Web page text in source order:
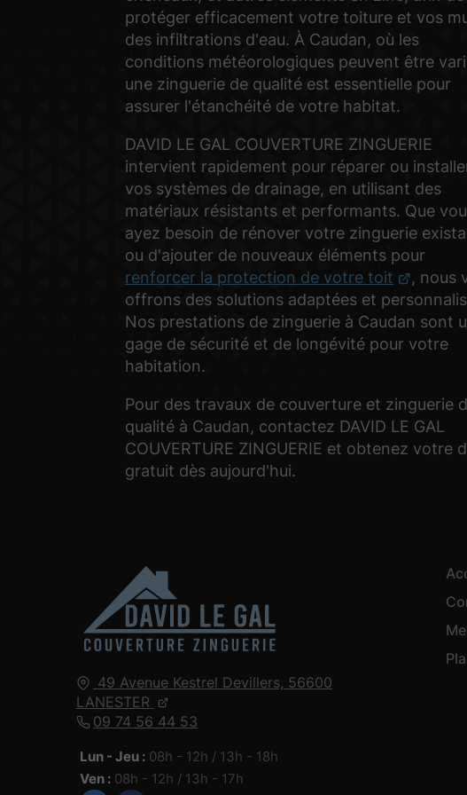
protéger efficacement votre toiture et vos
des infiltrations d'eau. À Caudan, où les
conditions météorologiques peuvent être
une zinguerie de qualité est essentielle pour
assurer l'étanchéité de votre habitat.
DAVID LE GAL COUVERTURE ZINGUERIE
intervient rapidement pour réparer ou
vos systèmes de drainage, en utilisant des
matériaux résistants et performants. Que
ayez besoin de rénover votre zinguerie
ou d'ajouter de nouveaux éléments pour
renforcer la protection de votre toit
, nous
offrons des solutions adaptées et
Nos prestations de zinguerie à Caudan sont
gage de sécurité et de longévité pour votre
habitation.
Pour des travaux de couverture et zinguerie
qualité à Caudan, contactez DAVID LE GAL
COUVERTURE ZINGUERIE et obtenez votre
gratuit dès aujourd'hui.
49 Avenue Kestrel Devillers, 56600
LANESTER
09 74 56 44 53
Lun - Jeu : 08h - 12h / 13h - 18h
Ven : 08h - 12h / 13h - 17h